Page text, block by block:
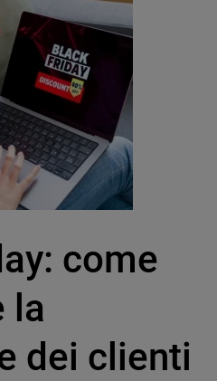
come
la
dei clienti